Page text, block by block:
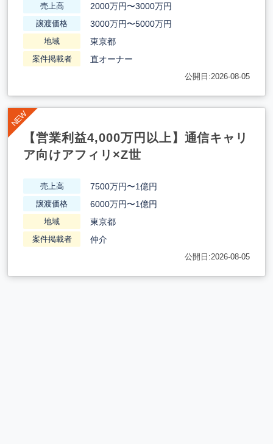
売上高 2000万円〜3000万円
譲渡価格 3000万円〜5000万円
地域 東京都
案件掲載者 直オーナー
公開日:2026-08-05
【営業利益4,000万円以上】通信キャリ
ア向けアフィリ×Z世
売上高 7500万円〜1億円
譲渡価格 6000万円〜1億円
地域 東京都
案件掲載者 仲介
公開日:2026-08-05